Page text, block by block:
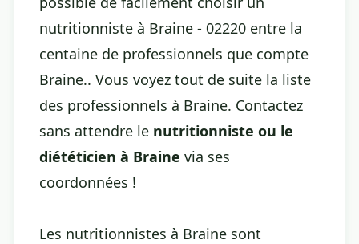
nutritionniste à Braine - 02220 entre la
centaine de professionnels que compte
Braine.. Vous voyez tout de suite la liste
des professionnels à Braine. Contactez
sans attendre le nutritionniste ou le
diététicien à Braine via ses
coordonnées !
Les nutritionnistes à Braine sont